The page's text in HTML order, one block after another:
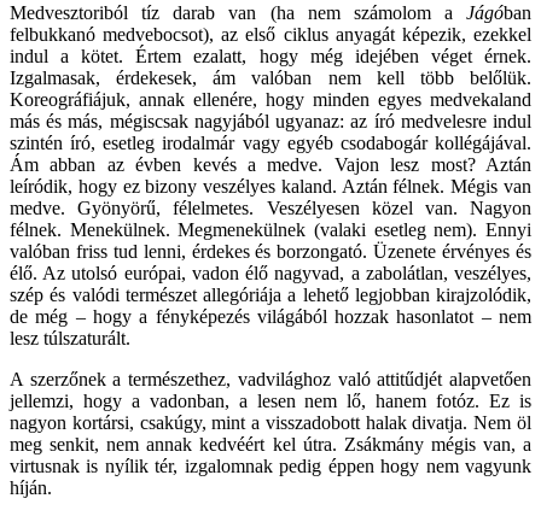
Medvesztoriból tíz darab van (ha nem számolom a Jágóban
felbukkanó medvebocsot), az első ciklus anyagát képezik, ezekkel
indul a kötet. Értem ezalatt, hogy még idejében véget érnek.
Izgalmasak, érdekesek, ám valóban nem kell több belőlük.
Koreográfiájuk, annak ellenére, hogy minden egyes medvekaland
más és más, mégiscsak nagyjából ugyanaz: az író medvelesre indul
szintén író, esetleg irodalmár vagy egyéb csodabogár kollégájával.
Ám abban az évben kevés a medve. Vajon lesz most? Aztán
leíródik, hogy ez bizony veszélyes kaland. Aztán félnek. Mégis van
medve. Gyönyörű, félelmetes. Veszélyesen közel van. Nagyon
félnek. Menekülnek. Megmenekülnek (valaki esetleg nem). Ennyi
valóban friss tud lenni, érdekes és borzongató. Üzenete érvényes és
élő. Az utolsó európai, vadon élő nagyvad, a zabolátlan, veszélyes,
szép és valódi természet allegóriája a lehető legjobban kirajzolódik,
de még – hogy a fényképezés világából hozzak hasonlatot – nem
lesz túlszaturált.
A szerzőnek a természethez, vadvilághoz való attitűdjét alapvetően
jellemzi, hogy a vadonban, a lesen nem lő, hanem fotóz. Ez is
nagyon kortársi, csakúgy, mint a visszadobott halak divatja. Nem öl
meg senkit, nem annak kedvéért kel útra. Zsákmány mégis van, a
virtusnak is nyílik tér, izgalomnak pedig éppen hogy nem vagyunk
híján.